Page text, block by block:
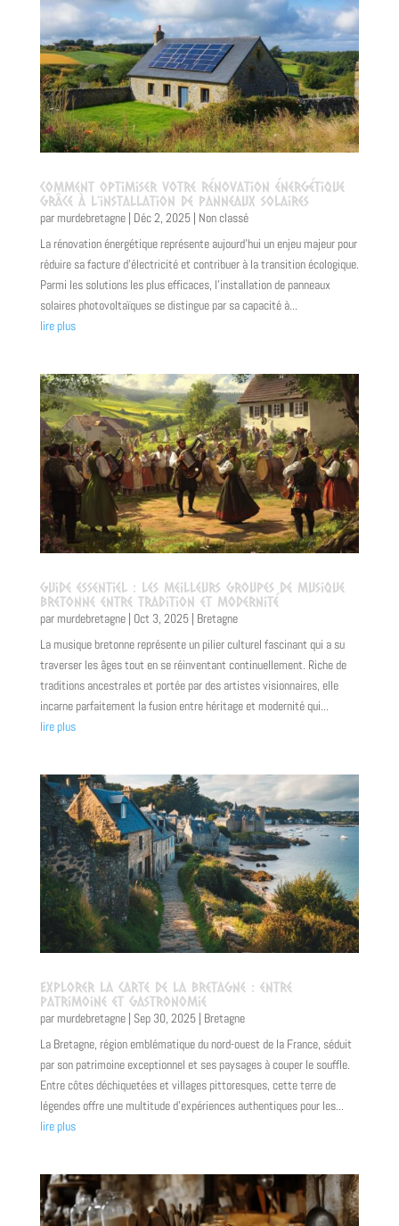
Comment optimiser votre rénovation énergétique
grâce à l’installation de panneaux solaires
parmurdebretagne| Déc 2, 2025| Non classé
La rénovation énergétique représente aujourd'hui un enjeu majeur pour
réduire sa facture d'électricité et contribuer à la transition écologique.
Parmi les solutions les plus efficaces, l'installation de panneaux
solaires photovoltaïques se distingue par sa capacité à...
lire plus
Guide essentiel : les meilleurs groupes de musique
bretonne entre tradition et modernité
parmurdebretagne| Oct 3, 2025| Bretagne
La musique bretonne représente un pilier culturel fascinant qui a su
traverser les âges tout en se réinventant continuellement. Riche de
traditions ancestrales et portée par des artistes visionnaires, elle
incarne parfaitement la fusion entre héritage et modernité qui...
lire plus
Explorer la carte de la Bretagne : entre
patrimoine et gastronomie
parmurdebretagne| Sep 30, 2025| Bretagne
La Bretagne, région emblématique du nord-ouest de la France, séduit
par son patrimoine exceptionnel et ses paysages à couper le souffle.
Entre côtes déchiquetées et villages pittoresques, cette terre de
légendes offre une multitude d'expériences authentiques pour les...
lire plus